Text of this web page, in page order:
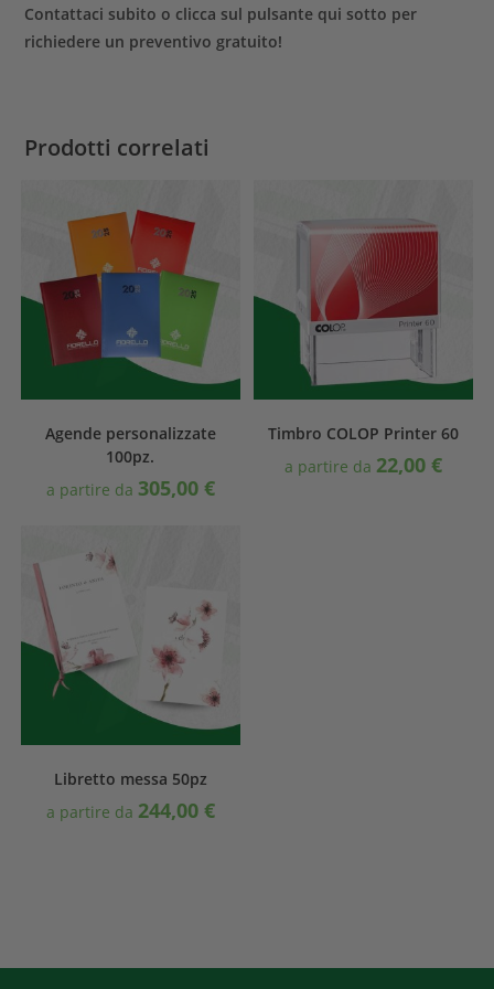
Contattaci subito o clicca sul pulsante qui sotto per
richiedere un preventivo gratuito!
Prodotti correlati
Agende personalizzate
100pz.
a partire da 305,00 €
Timbro COLOP Printer 60
a partire da 22,00€
Libretto messa 50pz
a partire da 244,00 €